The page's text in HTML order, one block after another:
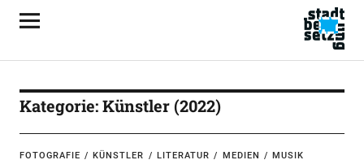
Kategorie:Künstler(2022)
FOTOGRAFIE KÜNSTLER LITERATUR MEDIEN
MUSIK